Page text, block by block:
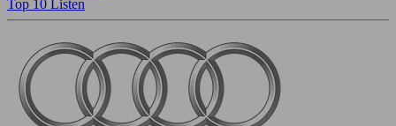
Top 10 Listen